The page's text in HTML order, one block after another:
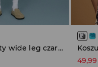
Dresowe szorty wide leg czarne